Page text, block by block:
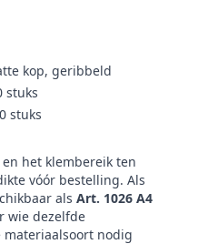
kop, geribbeld
stuks
stuks
het klembereik ten
vóór bestelling. Als
als Art. 1026 A4
wie dezelfde
nodig